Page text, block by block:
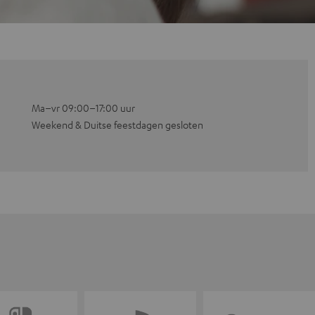
Ma–vr 09:00–17:00 uur
Weekend & Duitse feestdagen gesloten